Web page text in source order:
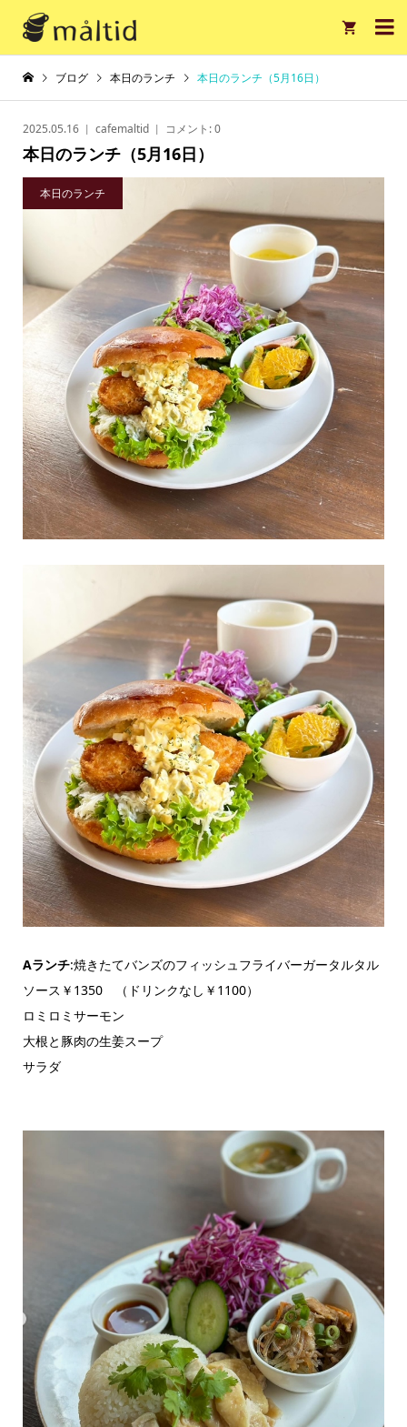

ブログ 本日のランチ 本日のランチ（5月16日）
2025.05.16 cafemaltid コメント:0
本日のランチ（5月16日）
本日のランチ
Aランチ:焼きたてバンズのフィッシュフライバーガータルタル
ソース￥1350 （ドリンクなし￥1100）
ロミロミサーモン
大根と豚肉の生姜スープ
サラダ